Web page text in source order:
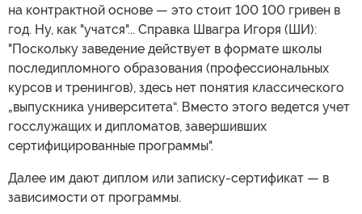
на контрактной основе — это стоит 100 100 гривен в
год. Ну, как "учатся"... Справка Швагра Игоря (ШИ):
"Поскольку заведение действует в формате школы
последипломного образования (профессиональных
курсов и тренингов), здесь нет понятия классического
„выпускника университета“. Вместо этого ведется учет
госслужащих и дипломатов, завершивших
сертифицированные программы".
Далее им дают диплом или записку-сертификат — в
зависимости от программы.